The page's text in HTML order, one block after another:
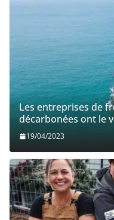
Les entreprises de
décarbonées ont le
19/04/2023